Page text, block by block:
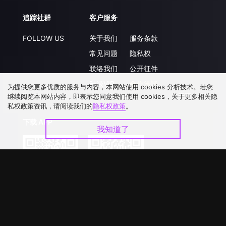
追踪社群
FOLLOW US
客户服务
关于我们
常见问题
联络我们
升级VIP
服务条款
隐私权
公开征件
合作洽談
下载 APP
为提供您更多优质的服务与内容，本网站使用 cookies 分析技术。若您
继续阅览本网站内容，即表示您同意我们使用 cookies，关于更多相关隐
私权政策资讯，请阅读我们的隐私权政策。
我知道了